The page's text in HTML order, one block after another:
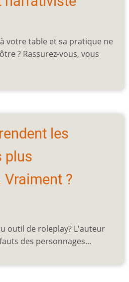
votre table et sa pratique ne
? Rassurez-vous, vous
les
plus
?
outil de roleplay? L'auteur
des personnages...